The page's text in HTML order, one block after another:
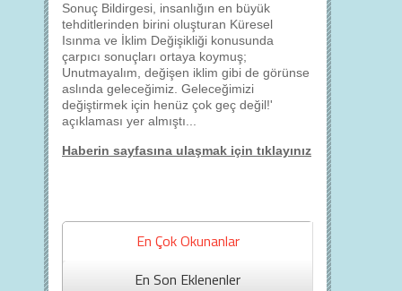
Sonuç Bildirgesi, insanlığın en büyük
tehditlerinden birini oluşturan Küresel
Isınma ve İklim Değişikliği konusunda
çarpıcı sonuçları ortaya koymuş;
Unutmayalım, değişen iklim gibi de görünse
aslında geleceğimiz. Geleceğimizi
değiştirmek için henüz çok geç değil!'
açıklaması yer almıştı...
Haberin sayfasına ulaşmak için tıklayınız
En Çok Okunanlar
En Son Eklenenler